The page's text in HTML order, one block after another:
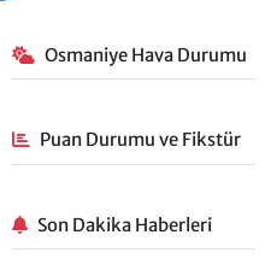
Osmaniye Hava Durumu
Puan Durumu ve Fikstür
Son Dakika Haberleri